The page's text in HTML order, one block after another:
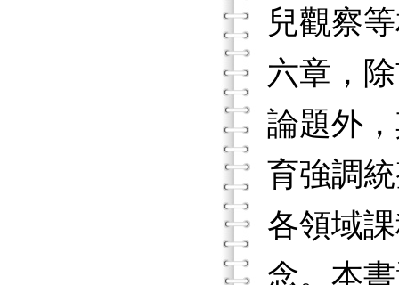
兒觀察
六章，
論題外
育強調
各領域
念。本